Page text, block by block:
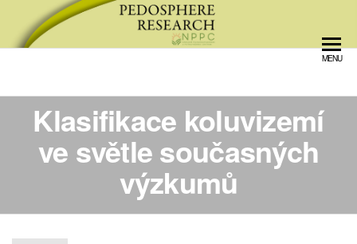
Pedosphere Research
MENU
Klasifikace koluvizemí
ve světle současných
výzkumů